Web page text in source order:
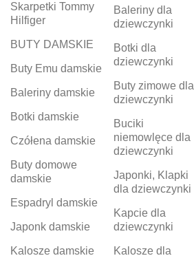
Skarpetki Tommy
Hilfiger
BUTY DAMSKIE
Buty Emu damskie
Baleriny damskie
Botki damskie
Czółena damskie
Buty domowe
damskie
Espadryl damskie
Japonk damskie
Kalosze damskie
Baleriny dla
dziewczynki
Botki dla
dziewczynki
Buty zimowe dla
dziewczynki
Buciki
niemowlęce dla
dziewczynki
Japonki, Klapki
dla dziewczynki
Kapcie dla
dziewczynki
Kalosze dla